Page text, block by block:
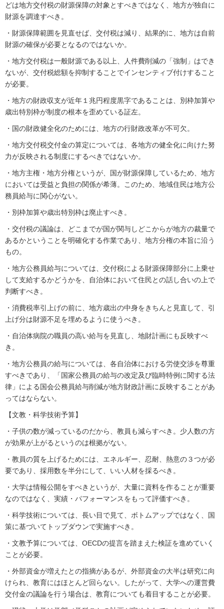
どは地方交付税の財源保障の対象とすべきではなく、地方が独自に
財源を調達すべき。
・財源保障範囲を見直せば、交付税は減り、結果的に、地方は自前
財源の確保が必要となるのではないか。
・地方交付税は一般財源である以上、人件費削減の「強制」はでき
ないが、交付税総額を抑制することでインセンティブ付けすること
が必要。
・地方の財政収支が近年１兆円程度黒字であることは、別枠加算や
歳出特別枠が制度の根本を歪めている証左。
・国の財政健全化のためには、地方の行財政改革が不可欠。
・地方交付税交付金の算定については、各地方の健全化に向けた努
力が反映される制度にするべきではないか。
・地方主権・地方分権というが、国が財源保障しているため、地方
においては受益と負担の関係が希薄。このため、地域住民は地方公
務員給与に関心がない。
・別枠加算や歳出特別枠は廃止すべき。
・交付税の議論は、どこまでが国が関与しどこからが地方の裁量で
あるかということを明確化する作業であり、地方分権の本旨に沿う
もの。
・地方公務員給与については、交付税による財源保障部分に上乗せ
して支給するかどうかを、自治体において住民との話し合いの上で
判断すべき。
・消費税率引上げの前に、地方歳出の中身をきちんと見直して、引
上げ分は財源不足を埋めるように使うべき。
・自治体病院の職員の高い給与を見直し、地財計画にも反映すべ
き。
・地方公務員の給与については、各自治体における労使交渉を尊重
すべきであり、「国家公務員の給与の改定及び臨時特例に関する法
律」による国会公務員給与削減が地方財政計画に反映することがあ
ってはならない。
【文教・科学技術予算】
・子供の数が減っているのだから、教員も減らすべき。少人数の方
が効果が上がるというのは根拠がない。
・教員の質を上げるためには、エネルギー、忍耐、熱意の３つが必
要であり、採用数を半分にして、いい人材を採るべき。
・大学は情報公開をすべきというが、大量に資料を作ることが重要
なのではなく、実績・パフォーマンスをもって評価すべき。
・科学技術については、長い目で見て、ボトムアップではなく、国
策に基づいてトップダウンで実施すべき。
・文教予算については、OECDの提言を踏まえた検証を進めていく
ことが必要。
・外部資金が増えたとの指摘があるが、外部資金の大半は研究に向
けられ、教育にはほとんど回らない。したがって、大学への運営費
交付金の議論を行う場合は、教育についても着目することが必要。